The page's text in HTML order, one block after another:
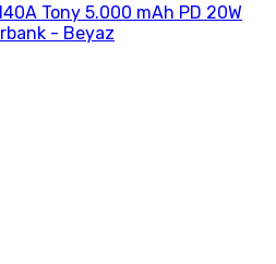
Tony 5.000 mAh PD 20W
- Beyaz